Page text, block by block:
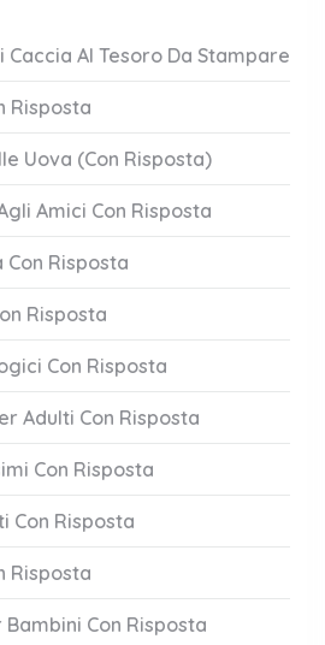
Al Tesoro Da Stampare
Risposta
Uova (Con Risposta)
Amici Con Risposta
Con Risposta
Risposta
Con Risposta
Adulti Con Risposta
Con Risposta
Con Risposta
Risposta
Con Risposta